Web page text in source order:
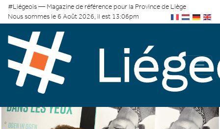
#Liégeois — Magazine de référence pour la Province de Liège
Nous sommes le 6 Août 2026, il est 13:06pm